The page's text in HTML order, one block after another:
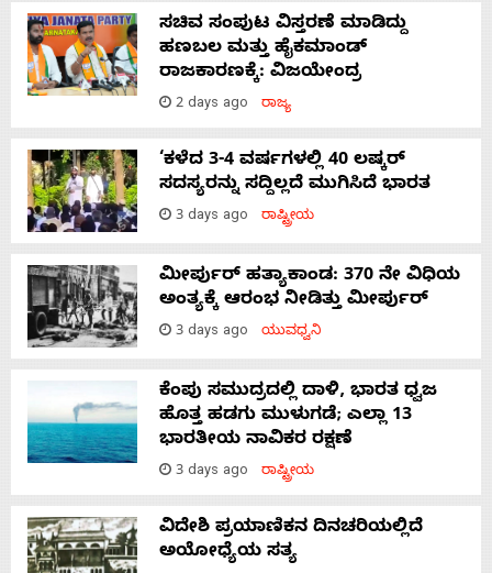
ಸಚಿವ ಸಂಪುಟ ವಿಸ್ತರಣೆ ಮಾಡಿದ್ದು
ಹಣಬಲ ಮತ್ತು ಹೈಕಮಾಂಡ್
ರಾಜಕಾರಣಕ್ಕೆ: ವಿಜಯೇಂದ್ರ
2 days ago ರಾಜ್ಯ
‘ಕಳೆದ 3-4 ವರ್ಷಗಳಲ್ಲಿ 40 ಲಷ್ಕರ್
ಸದಸ್ಯರನ್ನು ಸದ್ದಿಲ್ಲದೆ ಮುಗಿಸಿದೆ ಭಾರತ
3 days ago ರಾಷ್ಟ್ರೀಯ
ಮೀರ್ಪುರ್ ಹತ್ಯಾಕಾಂಡ: 370 ನೇ ವಿಧಿಯ
ಅಂತ್ಯಕ್ಕೆ ಆರಂಭ ನೀಡಿತ್ತು ಮೀರ್ಪುರ್
3 days ago ಯುವಧ್ವನಿ
ಕೆಂಪು ಸಮುದ್ರದಲ್ಲಿ ದಾಳಿ, ಭಾರತ ಧ್ವಜ
ಹೊತ್ತ ಹಡಗು ಮುಳುಗಡೆ; ಎಲ್ಲಾ 13
ಭಾರತೀಯ ನಾವಿಕರ ರಕ್ಷಣೆ
3 days ago ರಾಷ್ಟ್ರೀಯ
ವಿದೇಶಿ ಪ್ರಯಾಣಿಕನ ದಿನಚರಿಯಲ್ಲಿದೆ
ಅಯೋಧ್ಯೆಯ ಸತ್ಯ